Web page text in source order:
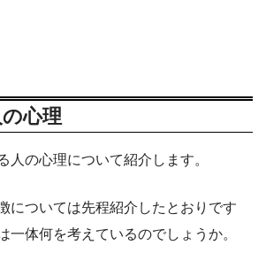
心理
人の心理について紹介します。
については先程紹介したとおりです
一体何を考えているのでしょうか。